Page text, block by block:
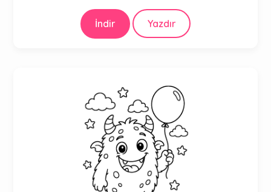
İndir Yazdır